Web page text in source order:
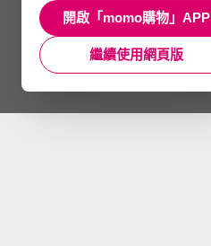
開啟「momo購物」APP
繼續使用網頁版